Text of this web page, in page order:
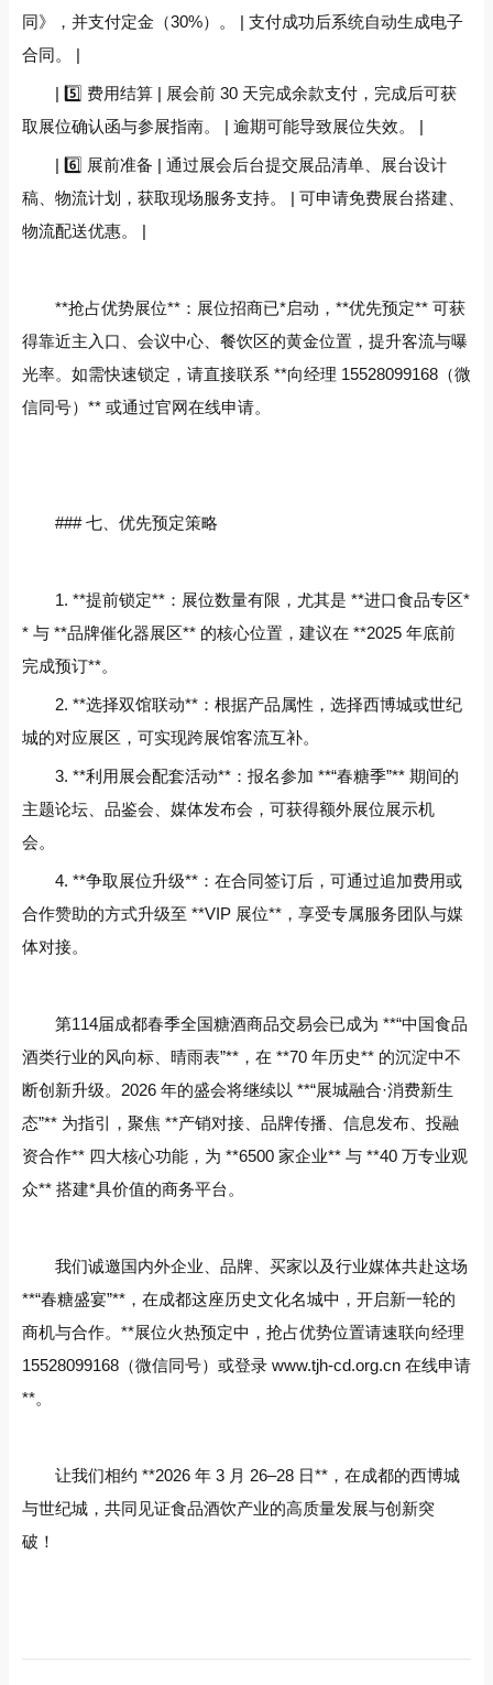
同》，并支付定金（30%）。 | 支付成功后系统自动生成电子
合同。 |
| 5️⃣ 费用结算 | 展会前 30 天完成余款支付，完成后可获
取展位确认函与参展指南。 | 逾期可能导致展位失效。 |
| 6️⃣ 展前准备 | 通过展会后台提交展品清单、展台设计
稿、物流计划，获取现场服务支持。 | 可申请免费展台搭建、
物流配送优惠。 |
**抢占优势展位**：展位招商已*启动，**优先预定** 可获
得靠近主入口、会议中心、餐饮区的黄金位置，提升客流与曝
光率。如需快速锁定，请直接联系 **向经理 15528099168（微
信同号）** 或通过官网在线申请。
### 七、优先预定策略
1. **提前锁定**：展位数量有限，尤其是 **进口食品专区*
* 与 **品牌催化器展区** 的核心位置，建议在 **2025 年底前
完成预订**。
2. **选择双馆联动**：根据产品属性，选择西博城或世纪
城的对应展区，可实现跨展馆客流互补。
3. **利用展会配套活动**：报名参加 **“春糖季”** 期间的
主题论坛、品鉴会、媒体发布会，可获得额外展位展示机
会。
4. **争取展位升级**：在合同签订后，可通过追加费用或
合作赞助的方式升级至 **VIP 展位**，享受专属服务团队与媒
体对接。
第114届成都春季全国糖酒商品交易会已成为 **“中国食品
酒类行业的风向标、晴雨表”**，在 **70 年历史** 的沉淀中不
断创新升级。2026 年的盛会将继续以 **“展城融合·消费新生
态”** 为指引，聚焦 **产销对接、品牌传播、信息发布、投融
资合作** 四大核心功能，为 **6500 家企业** 与 **40 万专业观
众** 搭建*具价值的商务平台。
我们诚邀国内外企业、品牌、买家以及行业媒体共赴这场
**“春糖盛宴”**，在成都这座历史文化名城中，开启新一轮的
商机与合作。**展位火热预定中，抢占优势位置请速联向经理
15528099168（微信同号）或登录 www.tjh-cd.org.cn 在线申请
**。
让我们相约 **2026 年 3 月 26–28 日**，在成都的西博城
与世纪城，共同见证食品酒饮产业的高质量发展与创新突
破！